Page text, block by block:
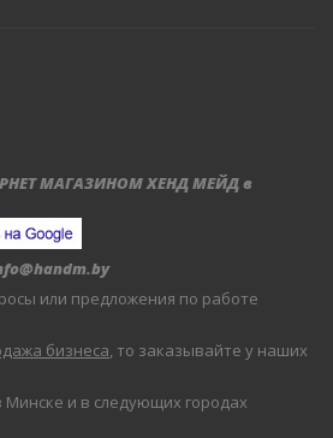
МАГАЗИНОМ ХЕНД МЕЙД в
или предложения по работе
бизнеса, то заказывайте у наших
и в следующих городах